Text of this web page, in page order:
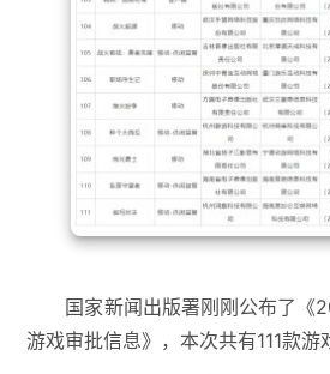
国家新闻出版署刚刚公布了《
游戏审批信息》，本次共有111款游